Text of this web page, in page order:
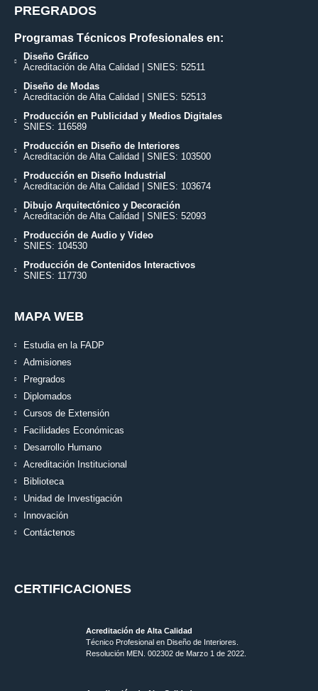
PREGRADOS
Programas Técnicos Profesionales en:
Diseño Gráfico
Acreditación de Alta Calidad | SNIES: 52511
Diseño de Modas
Acreditación de Alta Calidad | SNIES: 52513
Producción en Publicidad y Medios Digitales
SNIES: 116589
Producción en Diseño de Interiores
Acreditación de Alta Calidad | SNIES: 103500
Producción en Diseño Industrial
Acreditación de Alta Calidad | SNIES: 103674
Dibujo Arquitectónico y Decoración
Acreditación de Alta Calidad | SNIES: 52093
Producción de Audio y Video
SNIES: 104530
Producción de Contenidos Interactivos
SNIES: 117730
MAPA WEB
Estudia en la FADP
Admisiones
Pregrados
Diplomados
Cursos de Extensión
Facilidades Económicas
Desarrollo Humano
Acreditación Institucional
Biblioteca
Unidad de Investigación
Innovación
Contáctenos
CERTIFICACIONES
Acreditación de Alta Calidad
Técnico Profesional en Diseño de Interiores.
Resolución MEN. 002302 de Marzo 1 de 2022.